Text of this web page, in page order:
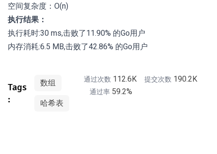
空间复杂度：O(n)
执行结果：
执行耗时:30 ms,击败了11.90% 的Go用户
内存消耗:6.5 MB,击败了42.86% 的Go用户
Tags
:
数组
哈希表
通过次数112.6K 提交次数190.2K
通过率59.2%